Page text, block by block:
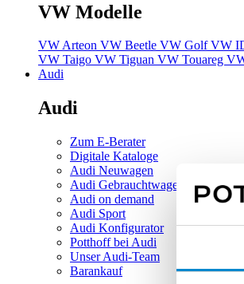
VW Modelle
VW Arteon VW Beetle VW GolfVW
VW Taigo VW Tiguan VW Touareg
Audi
Audi
Zum E-Berater
Digitale Kataloge
Audi Neuwagen
Audi Gebrauchtwagen
Audi on demand
Audi Sport
Audi Konfigurator
Potthoff bei Audi
Unser Audi-Team
Barankauf